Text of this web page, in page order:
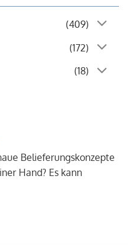
(409)
(172)
(18)
Belieferungskonzepte
Hand? Es kann